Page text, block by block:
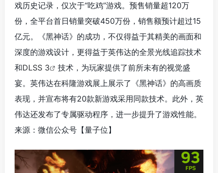
戏历史记录，仅次于“吃鸡”游戏。预售销量超120万
份，全平台首日销量突破450万份，销售额预计超过15
亿元。《黑神话》的成功，不仅得益于其精美的画面和
深度的游戏设计，更得益于英伟达的全景光线追踪技术
和DLSS 3
技术，为玩家提供了前所未有的视觉盛
宴。英伟达在科隆游戏展上展示了《黑神话》的高画质
表现，并宣布将有20款新游戏采用同款技术。此外，英
伟达还发布了专属驱动程序，进一步提升了游戏性能。
来源：微信公众号【量子位】